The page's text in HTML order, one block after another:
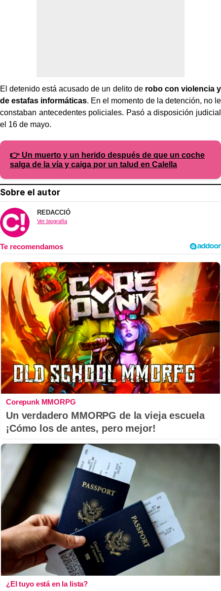
El detenido está acusado de un delito de robo con violencia y
de estafas informáticas. En el momento de la detención, no le
constaban antecedentes policiales. Pasó a disposición judicial
el 16 de mayo.
👉 Un muerto y un herido después de que un coche
salga de la vía y caiga por un talud en Calella
Sobre el autor
REDACCIÓ
Ver biografía
Corepunk MMORPG
Un verdadero MMORPG de la vieja escuela
¡Cómo los de antes, pero mejor!
¿El tuyo está en la lista?